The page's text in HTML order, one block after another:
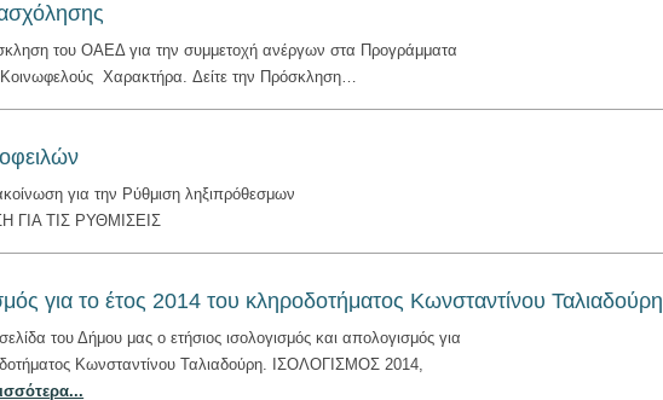
του ΟΑΕΔ για την συμμετοχή ανέργων στα Προγράμματα
Χαρακτήρα. Δείτε την Πρόσκληση…
για την Ρύθμιση ληξιπρόθεσμων
ΓΙΑ ΤΙΣ ΡΥΘΜΙΣΕΙΣ
για το έτος 2014 του κληροδοτήματος Κωνσταντίνου Ταλιαδούρη
του Δήμου μας ο ετήσιος ισολογισμός και απολογισμός για
Κωνσταντίνου Ταλιαδούρη. ΙΣΟΛΟΓΙΣΜΟΣ 2014,